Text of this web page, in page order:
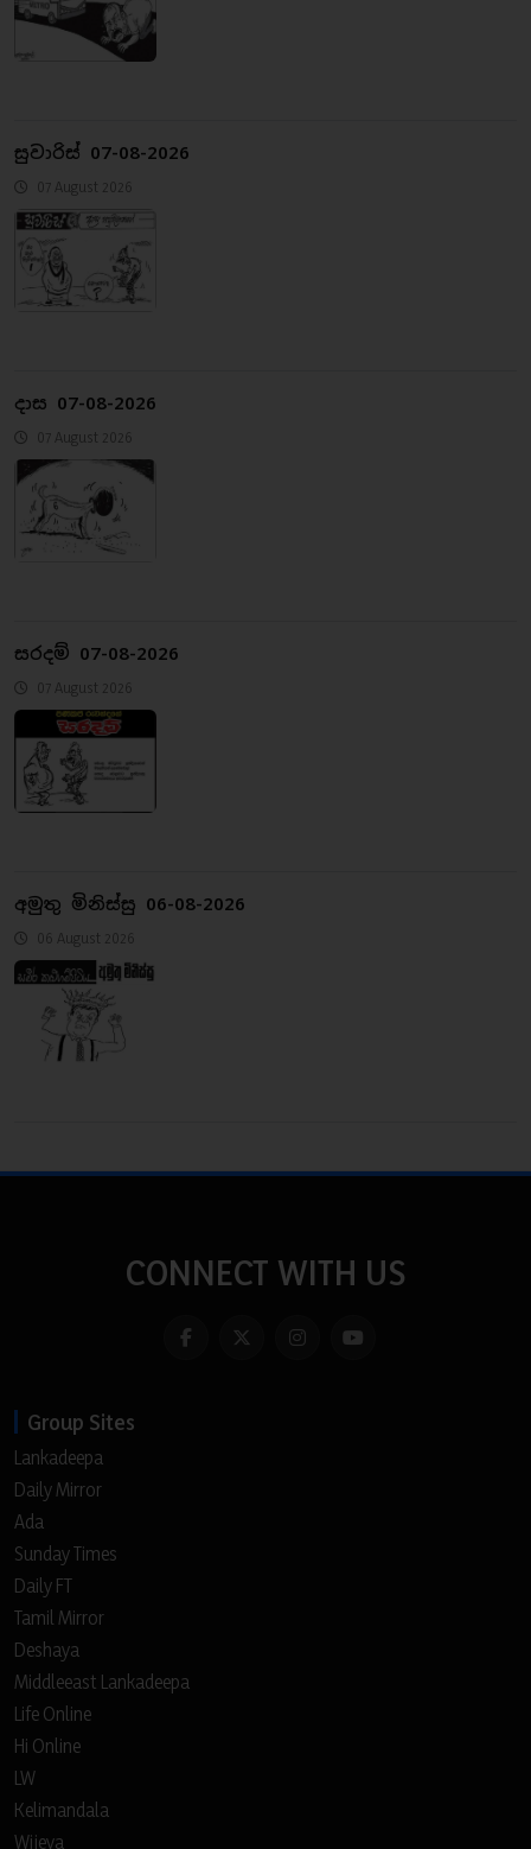
සුවාරිස් 07-08-2026
07 August 2026
දාස 07-08-2026
07 August 2026
සරදම් 07-08-2026
07 August 2026
අමුතු මිනිස්සු 06-08-2026
06 August 2026
CONNECT WITH US
Group Sites
Lankadeepa
Daily Mirror
Ada
Sunday Times
Daily FT
Tamil Mirror
Deshaya
Middleeast Lankadeepa
Life Online
Hi Online
LW
Kelimandala
Wijeya